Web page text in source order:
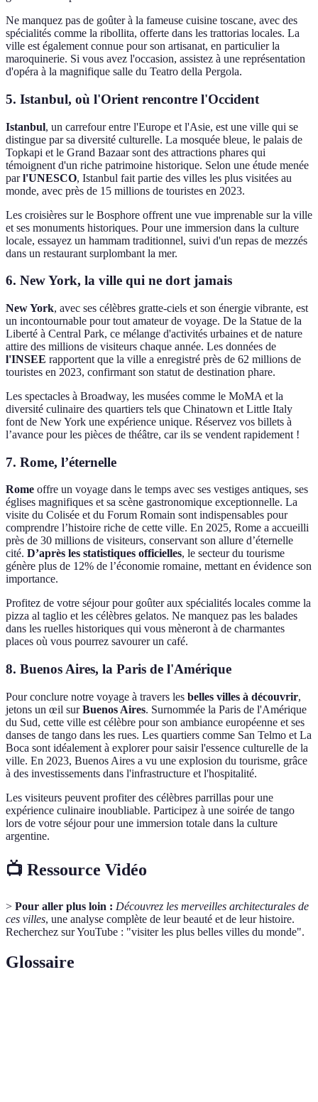
Ne manquez pas de goûter à la fameuse cuisine toscane, avec des
spécialités comme la ribollita, offerte dans les trattorias locales. La
ville est également connue pour son artisanat, en particulier la
maroquinerie. Si vous avez l'occasion, assistez à une représentation
d'opéra à la magnifique salle du Teatro della Pergola.
5. Istanbul, où l'Orient rencontre l'Occident
Istanbul, un carrefour entre l'Europe et l'Asie, est une ville qui se
distingue par sa diversité culturelle. La mosquée bleue, le palais de
Topkapi et le Grand Bazaar sont des attractions phares qui
témoignent d'un riche patrimoine historique. Selon une étude menée
parl'UNESCO, Istanbul fait partie des villes les plus visitées au
monde, avec près de 15 millions de touristes en 2023.
Les croisières sur le Bosphore offrent une vue imprenable sur la ville
et ses monuments historiques. Pour une immersion dans la culture
locale, essayez un hammam traditionnel, suivi d'un repas de mezzés
dans un restaurant surplombant la mer.
6. New York, la ville qui ne dort jamais
New York, avec ses célèbres gratte-ciels et son énergie vibrante, est
un incontournable pour tout amateur de voyage. De la Statue de la
Liberté à Central Park, ce mélange d'activités urbaines et de nature
attire des millions de visiteurs chaque année. Les données de
l'INSEE rapportent que la ville a enregistré près de 62 millions de
touristes en 2023, confirmant son statut de destination phare.
Les spectacles à Broadway, les musées comme le MoMA et la
diversité culinaire des quartiers tels que Chinatown et Little Italy
font de New York une expérience unique. Réservez vos billets à
l’avance pour les pièces de théâtre, car ils se vendent rapidement !
7. Rome, l’éternelle
Rome offre un voyage dans le temps avec ses vestiges antiques, ses
églises magnifiques et sa scène gastronomique exceptionnelle. La
visite du Colisée et du Forum Romain sont indispensables pour
comprendre l’histoire riche de cette ville. En 2025, Rome a accueilli
près de 30 millions de visiteurs, conservant son allure d’éternelle
cité. D’après les statistiques officielles, le secteur du tourisme
génère plus de 12% de l’économie romaine, mettant en évidence son
importance.
Profitez de votre séjour pour goûter aux spécialités locales comme la
pizza al taglio et les célèbres gelatos. Ne manquez pas les balades
dans les ruelles historiques qui vous mèneront à de charmantes
places où vous pourrez savourer un café.
8. Buenos Aires, la Paris de l'Amérique
Pour conclure notre voyage à travers les belles villes à découvrir,
jetons un œil surBuenos Aires. Surnommée la Paris de l'Amérique
du Sud, cette ville est célèbre pour son ambiance européenne et ses
danses de tango dans les rues. Les quartiers comme San Telmo et La
Boca sont idéalement à explorer pour saisir l'essence culturelle de la
ville. En 2023, Buenos Aires a vu une explosion du tourisme, grâce
à des investissements dans l'infrastructure et l'hospitalité.
Les visiteurs peuvent profiter des célèbres parrillas pour une
expérience culinaire inoubliable. Participez à une soirée de tango
lors de votre séjour pour une immersion totale dans la culture
argentine.
📺 Ressource Vidéo
> Pour aller plus loin : Découvrez les merveilles architecturales de
ces villes, une analyse complète de leur beauté et de leur histoire.
Recherchez sur YouTube : "visiter les plus belles villes du monde".
Glossaire